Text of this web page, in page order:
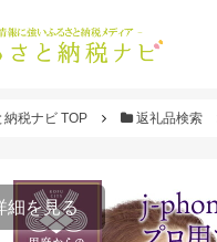
税ナビ TOP 返礼品検索
細を見る